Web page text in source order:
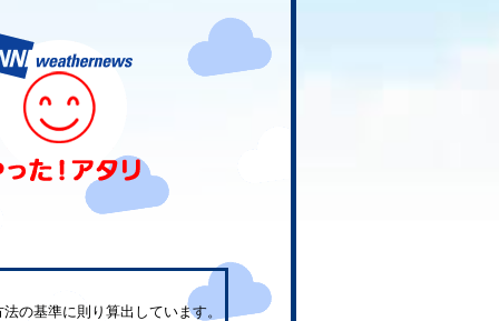
の基準に則り算出しています。